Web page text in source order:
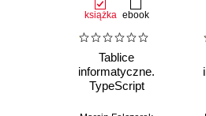
książka ebook
Tablice
informatyczne.
TypeScript